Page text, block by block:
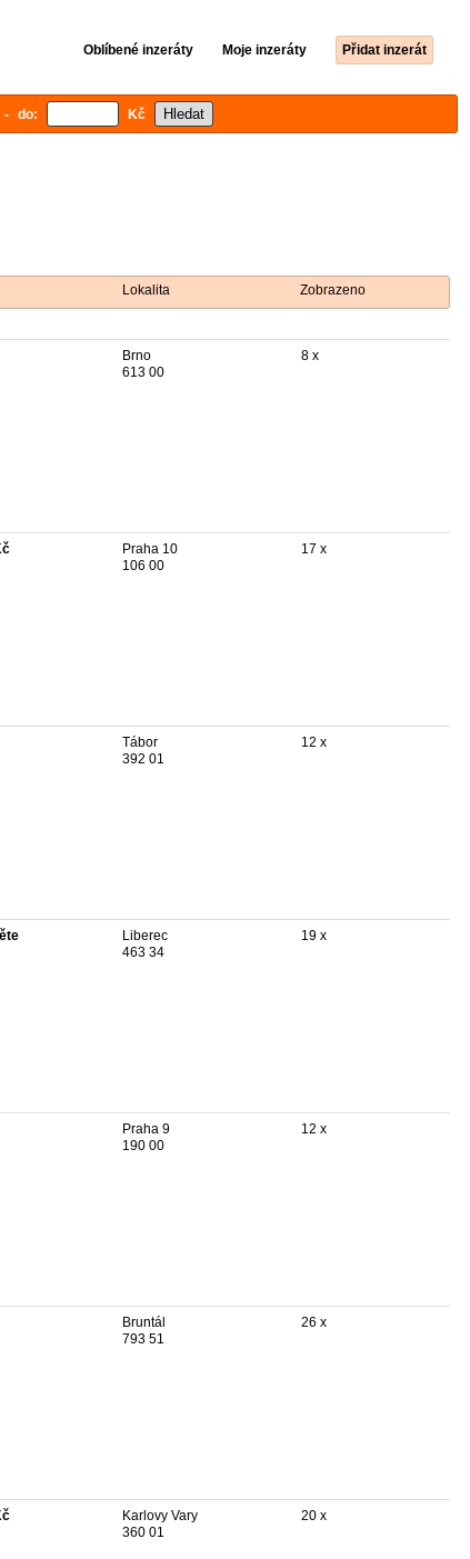
Oblíbené inzeráty Moje inzeráty Přidat inzerát
- do: Kč
Lokalita Zobrazeno
Brno
613 00
8 x
Praha 10
106 00
17 x
Tábor
392 01
12 x
Liberec
463 34
19 x
Praha 9
190 00
12 x
Bruntál
793 51
26 x
Karlovy Vary
360 01
20 x